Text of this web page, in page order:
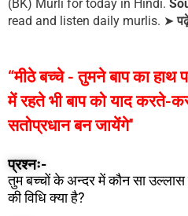
(BK) Murli for today in Hindi.
read and listen daily murlis. ➤
“मीठे बच्चे - तुमने बाप का हाथ
में रहते भी बाप को याद करते-
सतोप्रधान बन जायेंगे''
प्रश्नः-
तुम बच्चों के अन्दर में कौन सा
की विधि क्या है?